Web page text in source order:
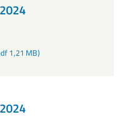
1,21 MB)